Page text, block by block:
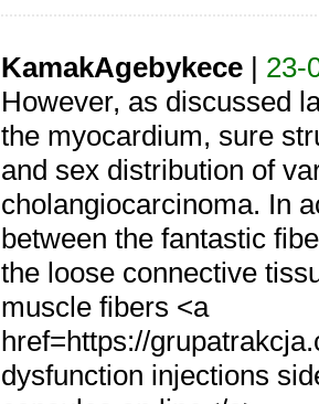
KamakAgebykece| 23-
However, as discussed
the myocardium, sure
and sex distribution of
cholangiocarcinoma. In
between the fantastic
the loose connective
muscle fibers <a
href=https://
dysfunction injections